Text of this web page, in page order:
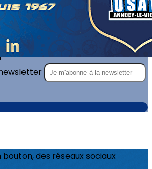
inscription à la newsletter
bouton, des réseaux sociaux